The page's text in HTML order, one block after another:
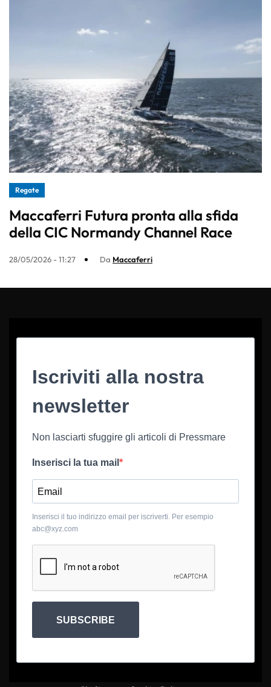
Regate
Maccaferri Futura pronta alla sfida
della CIC Normandy Channel Race
28/05/2026 - 11:27 Da Maccaferri
Iscriviti alla nostra
newsletter
Non lasciarti sfuggire gli articoli di Pressmare
Inserisci la tua mail
Inserisci il tuo indirizzo email per iscriverti. Per esempio
abc@xyz.com
SUBSCRIBE